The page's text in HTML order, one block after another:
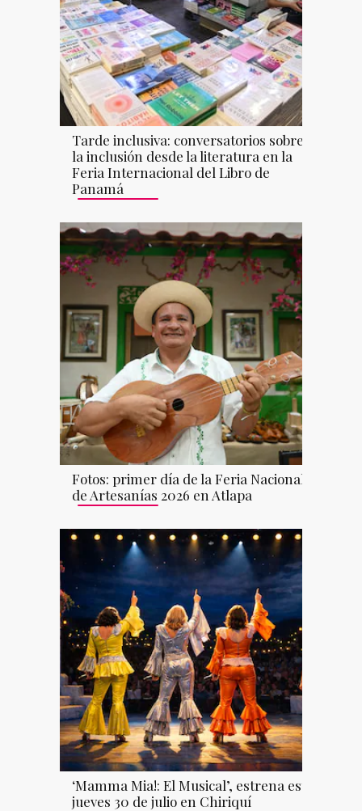
Tarde inclusiva: conversatorios sobre
la inclusión desde la literatura en la
Feria Internacional del Libro de
Panamá
Fotos: primer día de la Feria Nacional
de Artesanías 2026 en Atlapa
‘Mamma Mia!: El Musical’, estrena este
jueves 30 de julio en Chiriquí